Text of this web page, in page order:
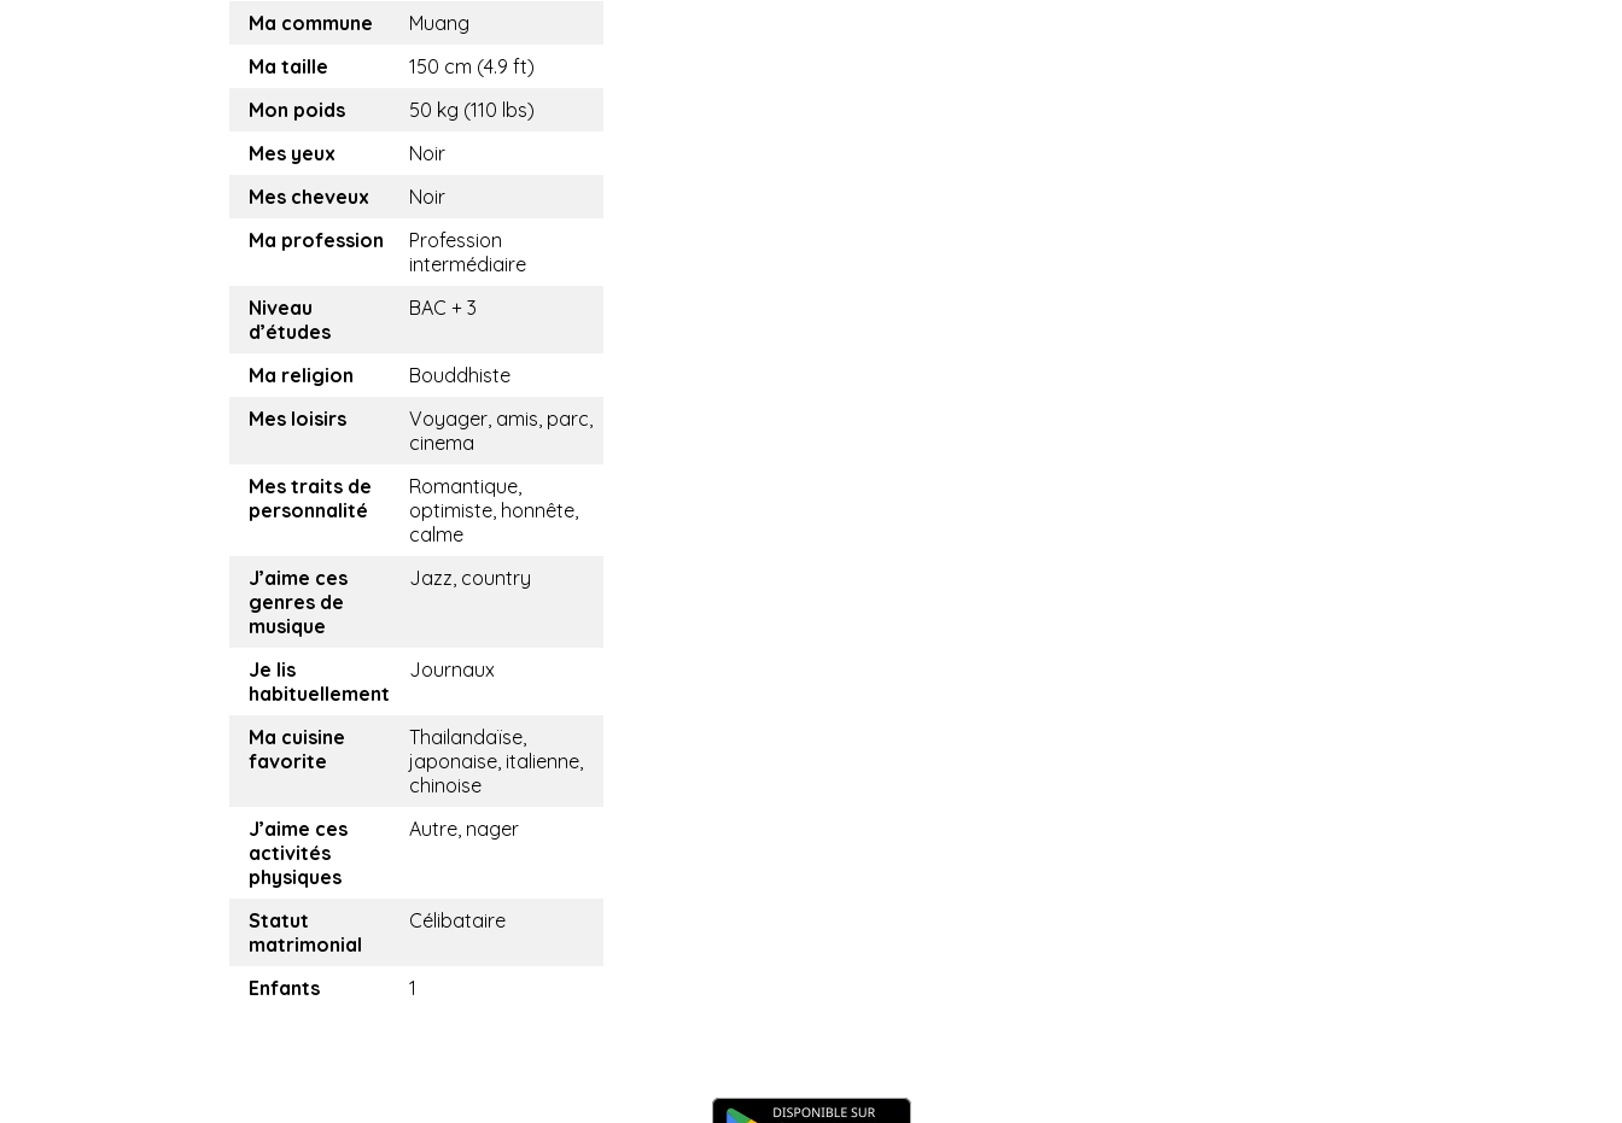
Ma commune
Muang
Ma taille
150 cm (4.9 ft)
Mon poids
50 kg (110 lbs)
Mes yeux
Noir
Mes cheveux
Noir
Ma profession
Profession
intermédiaire
Niveau
d’études
BAC + 3
Ma religion
Bouddhiste
Mes loisirs
Voyager, amis, parc,
cinema
Mes traits de
personnalité
Romantique,
optimiste, honnête,
calme
J’aime ces
genres de
musique
Jazz, country
Je lis
habituellement
Journaux
Ma cuisine
favorite
Thailandaïse,
japonaise, italienne,
chinoise
J’aime ces
activités
physiques
Autre, nager
Statut
matrimonial
Célibataire
Enfants 1